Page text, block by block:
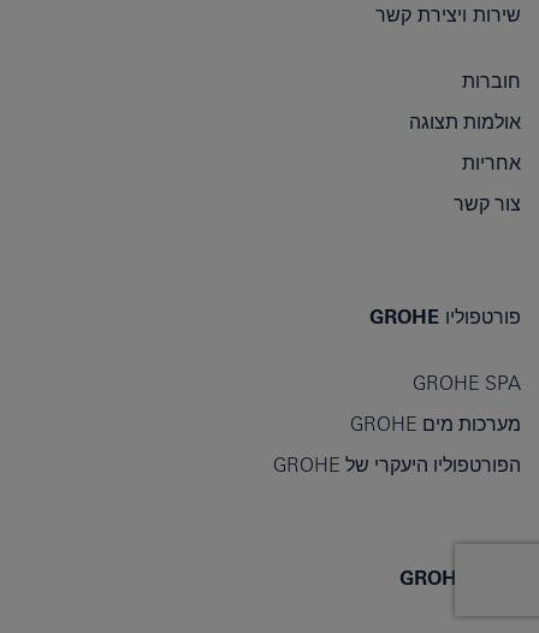
שירות ויצירת קשר
חוברות
אולמות תצוגה
אחריות
צור קשר
פורטפוליו GROHE
GROHE SPA
מערכות מים GROHE
הפורטפוליו היעקרי של GROHE